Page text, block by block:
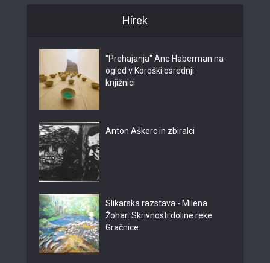
Hírek
"Prehajanja" Ane Haberman na
ogled v Koroški osrednji
knjižnici
Anton Aškerc in zbiralci
Slikarska razstava - Milena
Žohar: Skrivnosti doline reke
Gračnice